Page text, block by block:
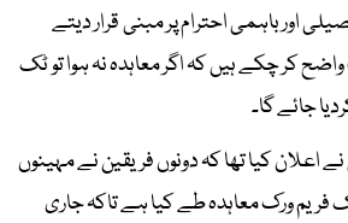
اور باہمی احترام پر مبنی قرار دیتے
کر چکے ہیں کہ اگر معاہدہ نہ ہوا تو ٹک
جائے گا۔
اعلان کیا تھا کہ دونوں فریقین نے مہینوں
ورک معاہدہ طے کیا ہے تاکہ جاری